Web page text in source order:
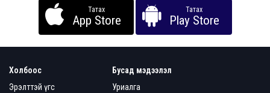
Татах
App Store
Татах
Play Store
Холбоос
Эрэлттэй үгс
Бусад мэдээлэл
Уриалга